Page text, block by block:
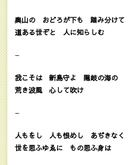
奥山の おどろが下も 踏み分けて
道ある世ぞと 人に知らしむ
—
我こそは 新島守よ 隠岐の海の
荒き波風 心して吹け
—
人もをし 人も恨めし あぢきなく
世を思ふゆゑに もの思ふ身は